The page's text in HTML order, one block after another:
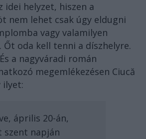
idei helyzet, hiszen a
nem lehet csak úgy eldugni
vagy valamilyen
Őt oda kell tenni a díszhelyre.
a nagyváradi román
megemlékezésen Ciucă
ilyet:
április 20-án,
szent napján